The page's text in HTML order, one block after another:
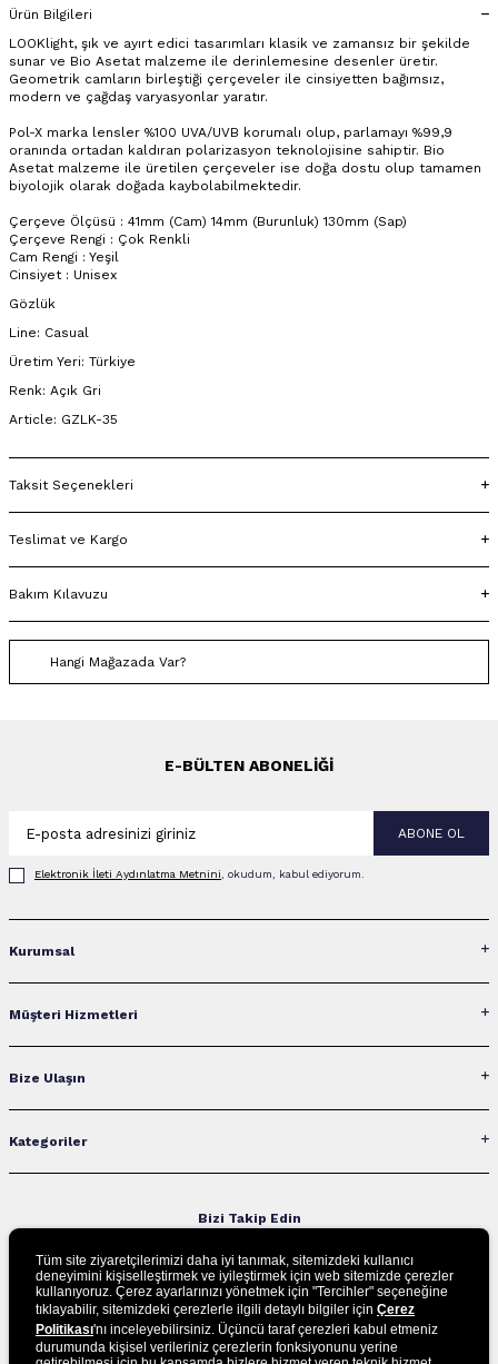
Ürün Bilgileri
LOOKlight, şık ve ayırt edici tasarımları klasik ve zamansız bir şekilde
sunar ve Bio Asetat malzeme ile derinlemesine desenler üretir.
Geometrik camların birleştiği çerçeveler ile cinsiyetten bağımsız,
modern ve çağdaş varyasyonlar yaratır.
Pol-X marka lensler %100 UVA/UVB korumalı olup, parlamayı %99,9
oranında ortadan kaldıran polarizasyon teknolojisine sahiptir. Bio
Asetat malzeme ile üretilen çerçeveler ise doğa dostu olup tamamen
biyolojik olarak doğada kaybolabilmektedir.
Çerçeve Ölçüsü : 41mm (Cam) 14mm (Burunluk) 130mm (Sap)
Çerçeve Rengi : Çok Renkli
Cam Rengi : Yeşil
Cinsiyet : Unisex
Gözlük
Line: Casual
Üretim Yeri: Türkiye
Renk: Açık Gri
Article: GZLK-35
Taksit Seçenekleri
Teslimat ve Kargo
Bakım Kılavuzu
Hangi Mağazada Var?
E-BÜLTEN ABONELIĞI
ABONE OL
Elektronik İleti Aydınlatma Metni‌ni, okudum, kabul ediyorum.
Kurumsal
Müşteri Hizmetleri
Bize Ulaşın
Kategoriler
Bizi Takip Edin
UYGULAMAMIZI İNDİRİN
Tüm site ziyaretçilerimizi daha iyi tanımak, sitemizdeki kullanıcı
deneyimini kişiselleştirmek ve iyileştirmek için web sitemizde çerezler
kullanıyoruz. Çerez ayarlarınızı yönetmek için "Tercihler" seçeneğine
tıklayabilir, sitemizdeki çerezlerle ilgili detaylı bilgiler için Çerez
Politikası'nı inceleyebilirsiniz. Üçüncü taraf çerezleri kabul etmeniz
durumunda kişisel verileriniz çerezlerin fonksiyonunu yerine